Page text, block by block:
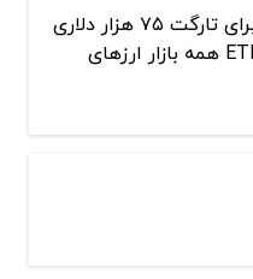
اگه تایید بشه بیتکوین میره برای تارگت ۷۵ هزار دلاری
اگه تایید نشهاین ای تی اف ETF همه بازار ارزهای